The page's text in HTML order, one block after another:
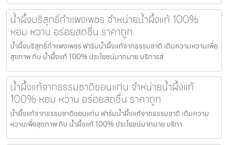
น้ำผึ้งบริสุทธิ์กำแพงเพชร จำหน่ายน้ำผึ้งแท้ 100%
หอม หวาน อร่อยสดชื่น ราคาถูก
น้ำผึ้งบริสุทธิ์กำแพงเพชร ฟาร์มน้ำผึ้งแท้จากธรรมชาติ เติมความหวานเพื่อ
สุขภาพ กับ น้ำผึ้งแท้ 100% ประโยชน์มากมาย บริการส่
น้ำผึ้งแท้จากธรรมชาติขอนแก่น จำหน่ายน้ำผึ้งแท้
100% หอม หวาน อร่อยสดชื่น ราคาถูก
น้ำผึ้งแท้จากธรรมชาติขอนแก่น ฟาร์มน้ำผึ้งแท้จากธรรมชาติ เติมความ
หวานเพื่อสุขภาพ กับ น้ำผึ้งแท้ 100% ประโยชน์มากมาย บริกา